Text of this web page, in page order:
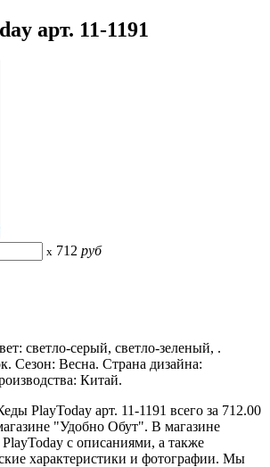
арт. 11-1191
x 712 руб
светло-серый, светло-зеленый, .
Сезон: Весна. Страна дизайна:
Китай.
PlayToday арт. 11-1191 всего за 712.00
"Удобно Обут". В магазине
с описаниями, а также
характеристики и фотографии. Мы